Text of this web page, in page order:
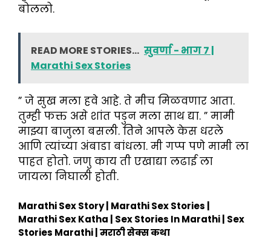
बोललो.
READ MORE STORIES... सुवर्णा - भाग 7 |
Marathi Sex Stories
” जे सुख मला हवे आहे. ते मीच मिळवणार आता.
तुम्ही फक्त असे शांत पडुन मला साथ द्या. ” मामी
माझ्या बाजुला बसली. तिने आपले केस धरले
आणि त्यांच्या अंबाडा बांधला. मी गप्प पणे मामी ला
पाहत होतो. जणु काय ती एखाद्या लढाई ला
जायला निघाली होती.
Marathi Sex Story | Marathi Sex Stories |
Marathi Sex Katha | Sex Stories In Marathi | Sex
Stories Marathi | मराठी सेक्स कथा